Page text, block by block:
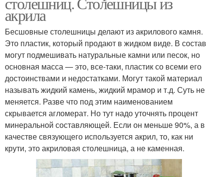
акрила
Бесшовные столешницы делают из акрилового камня.
Это пластик, который продают в жидком виде. В состав
могут подмешивать натуральные камни или песок, но
основная масса — это, все-таки, пластик со всеми его
достоинствами и недостатками. Могут такой материал
называть жидкий камень, жидкий мрамор и т.д. Суть не
меняется. Разве что под этим наименованием
скрывается агломерат. Но тут надо уточнять процент
минеральной составляющей. Если он меньше 90%, а в
качестве связующего используется акрил, то, как ни
крути, это акриловая столешница, а не каменная.